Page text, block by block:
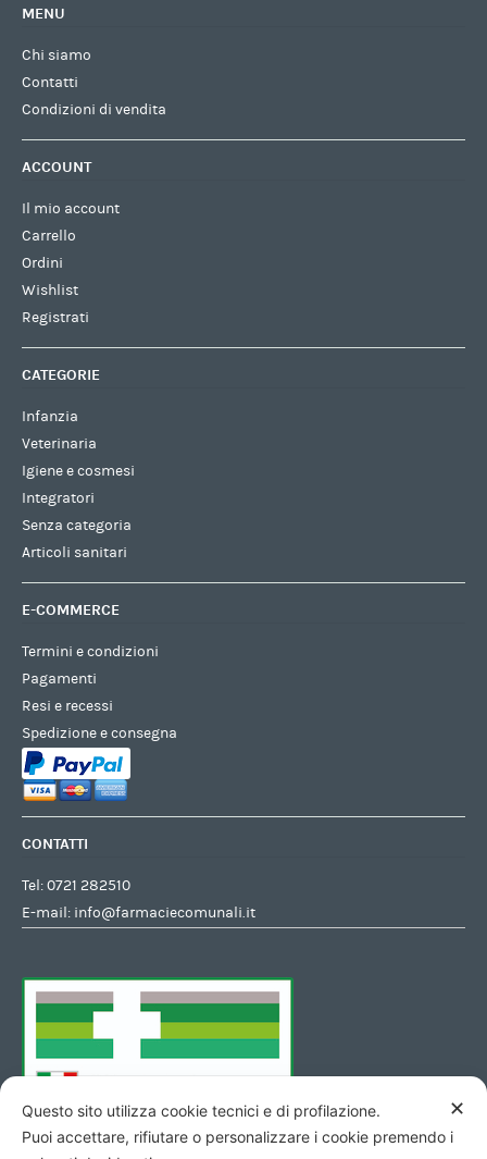
MENU
Chi siamo
Contatti
Condizioni di vendita
ACCOUNT
Il mio account
Carrello
Ordini
Wishlist
Registrati
CATEGORIE
Infanzia
Veterinaria
Igiene e cosmesi
Integratori
Senza categoria
Articoli sanitari
E-COMMERCE
Termini e condizioni
Pagamenti
Resi e recessi
Spedizione e consegna
CONTATTI
Tel:0721 282510
E-mail: info@farmaciecomunali.it
✕
Questo sito utilizza cookie tecnici e di profilazione.
Puoi accettare, rifiutare o personalizzare i cookie premendo i